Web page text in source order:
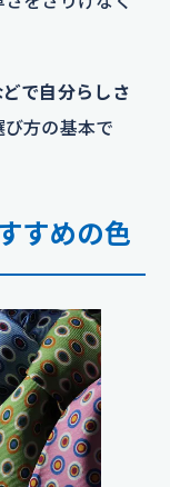
で自分らしさ
方の基本で
すめの色